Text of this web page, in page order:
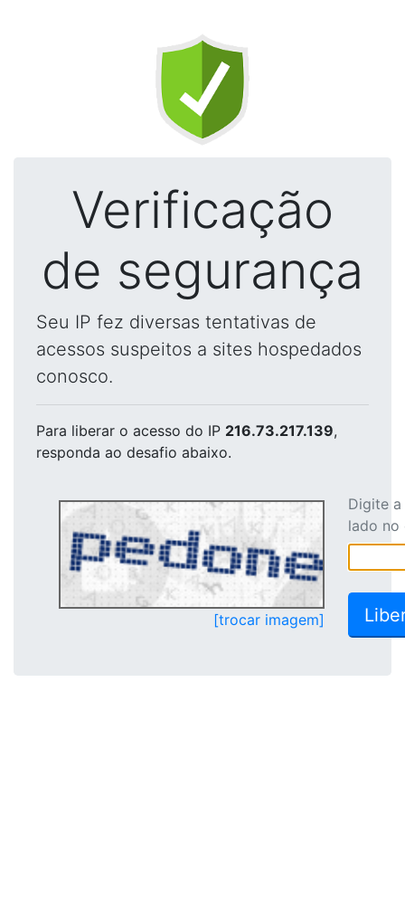
Verificação
de segurança
Seu IP fez diversas tentativas de
acessos suspeitos a sites hospedados
conosco.
Para liberar o acesso do IP 216.73.217.139,
responda ao desafio abaixo.
[trocar imagem]
Digite
lado no